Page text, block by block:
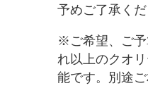
予めご了承くだ
※ご希望、ご予
れ以上のクオ
能です。別途ご